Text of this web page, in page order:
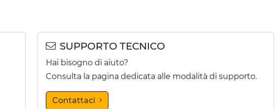
SUPPORTO TECNICO
Hai bisogno di aiuto?
Consulta la pagina dedicata alle modalità di supporto.
Contattaci